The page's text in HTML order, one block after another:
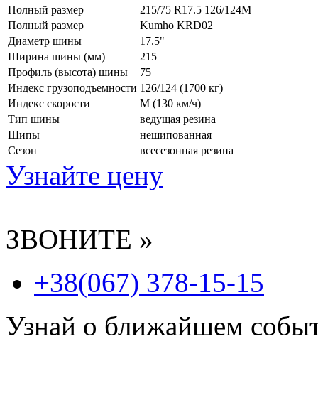
Полный размер
215/75 R17.5 126/124M
Полный размер
Kumho KRD02
Диаметр шины
17.5"
Ширина шины (мм)
215
Профиль (высота) шины
75
Индекс грузоподъемности 126/124 (1700 кг)
Индекс скорости
M (130 км/ч)
Тип шины
ведущая резина
Шипы
нешипованная
Сезон
всесезонная резина
Узнайте цену
ЗВОНИТЕ »
+38(067) 378-15-15
Узнай о ближайшем